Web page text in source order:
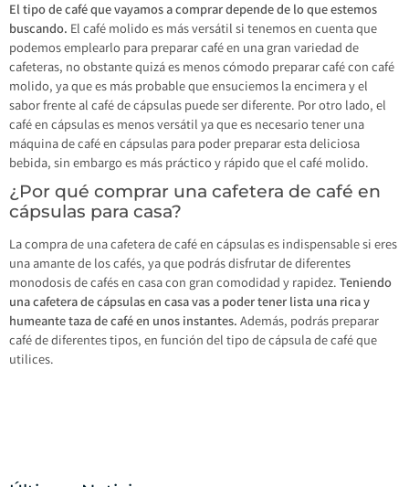
El tipo de café que vayamos a comprar depende de lo que estemos
buscando. El café molido es más versátil si tenemos en cuenta que
podemos emplearlo para preparar café en una gran variedad de
cafeteras, no obstante quizá es menos cómodo preparar café con café
molido, ya que es más probable que ensuciemos la encimera y el
sabor frente al café de cápsulas puede ser diferente. Por otro lado, el
café en cápsulas es menos versátil ya que es necesario tener una
máquina de café en cápsulas para poder preparar esta deliciosa
bebida, sin embargo es más práctico y rápido que el café molido.
¿Por qué comprar una cafetera de café en
cápsulas para casa?
La compra de una cafetera de café en cápsulas es indispensable si eres
una amante de los cafés, ya que podrás disfrutar de diferentes
monodosis de cafés en casa con gran comodidad y rapidez.Teniendo
una cafetera de cápsulas en casa vas a poder tener lista una rica y
humeante taza de café en unos instantes.Además, podrás preparar
café de diferentes tipos, en función del tipo de cápsula de café que
utilices.